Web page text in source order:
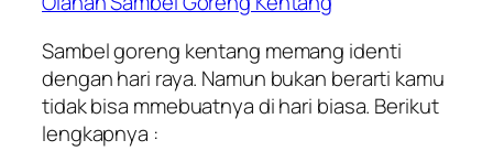
Sambel goreng kentang memang identi
dengan hari raya. Namun bukan berarti kamu
tidak bisa mmebuatnya di hari biasa. Berikut
lengkapnya :